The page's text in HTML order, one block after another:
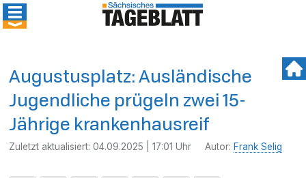
Augustusplatz: Ausländische
Jugendliche prügeln zwei 15-
Jährige krankenhausreif
Zuletzt aktualisiert:04.09.2025 | 17:01 Uhr Autor: Frank Selig